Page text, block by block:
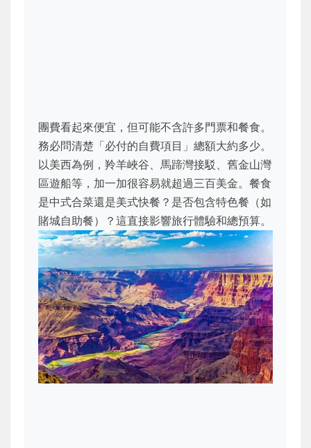
團費看起來便宜，但可能不含許多門票和餐食。
務必問清楚「必付的自費項目」總額大約多少。
以美西為例，羚羊峽谷、馬蹄灣接駁、舊金山灣
區遊船等，加一加很容易就超過三百美金。餐食
是中式合菜還是美式快餐？是否包含特色餐（如
賭城自助餐）？這直接影響旅行體驗和總預算。